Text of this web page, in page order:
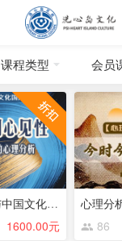
课程类型 会员
第十一届心理分析与中国文化论坛
1600.00元
86